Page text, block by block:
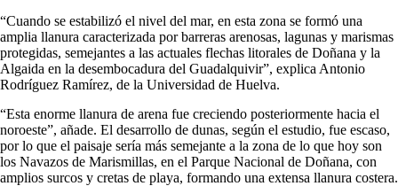
“Cuando se estabilizó el nivel del mar, en esta zona se formó una
amplia llanura caracterizada por barreras arenosas, lagunas y marismas
protegidas, semejantes a las actuales flechas litorales de Doñana y la
Algaida en la desembocadura del Guadalquivir”, explica Antonio
Rodríguez Ramírez, de la Universidad de Huelva.
“Esta enorme llanura de arena fue creciendo posteriormente hacia el
noroeste”, añade. El desarrollo de dunas, según el estudio, fue escaso,
por lo que el paisaje sería más semejante a la zona de lo que hoy son
los Navazos de Marismillas, en el Parque Nacional de Doñana, con
amplios surcos y cretas de playa, formando una extensa llanura costera.